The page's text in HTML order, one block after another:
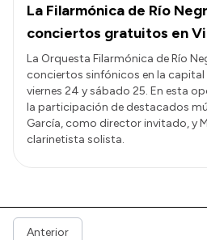
La Filarmónica de Río
conciertos gratuitos en
La Orquesta Filarmónica de Río
conciertos sinfónicos en la
viernes 24 y sábado 25. En esta
la participación de destacados
García, como director invitado, y
clarinetista solista.
Anterior